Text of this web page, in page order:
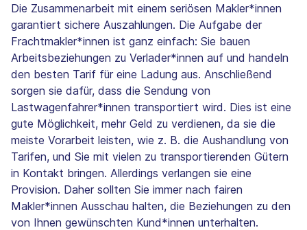
Die Zusammenarbeit mit einem seriösen Makler*innen
garantiert sichere Auszahlungen. Die Aufgabe der
Frachtmakler*innen ist ganz einfach: Sie bauen
Arbeitsbeziehungen zu Verlader*innen auf und handeln
den besten Tarif für eine Ladung aus. Anschließend
sorgen sie dafür, dass die Sendung von
Lastwagenfahrer*innen transportiert wird. Dies ist eine
gute Möglichkeit, mehr Geld zu verdienen, da sie die
meiste Vorarbeit leisten, wie z. B. die Aushandlung von
Tarifen, und Sie mit vielen zu transportierenden Gütern
in Kontakt bringen. Allerdings verlangen sie eine
Provision. Daher sollten Sie immer nach fairen
Makler*innen Ausschau halten, die Beziehungen zu den
von Ihnen gewünschten Kund*innen unterhalten.